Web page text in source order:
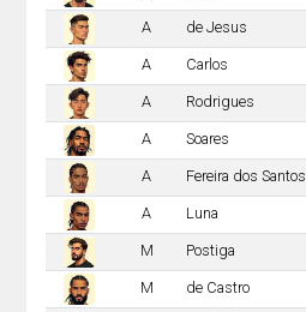
A de Jesus
A Carlos
A Rodrigues
A Soares
A Fereira dos Santos
A Luna
M Postiga
M de Castro